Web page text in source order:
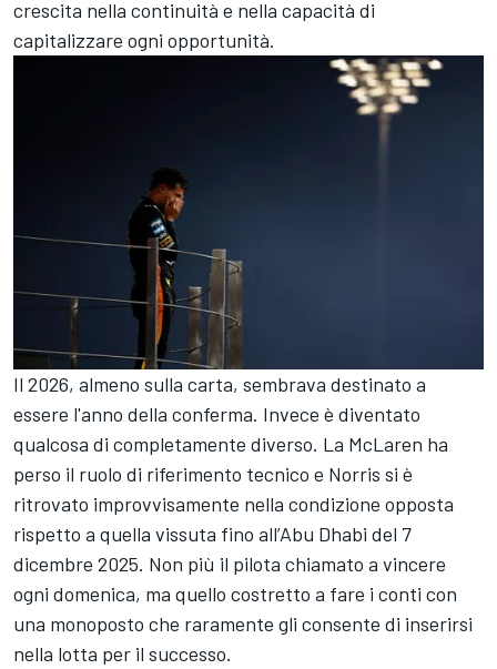
crescita nella continuità e nella capacità di
capitalizzare ogni opportunità.
Il 2026, almeno sulla carta, sembrava destinato a
essere l'anno della conferma. Invece è diventato
qualcosa di completamente diverso. La McLaren ha
perso il ruolo di riferimento tecnico e Norris si è
ritrovato improvvisamente nella condizione opposta
rispetto a quella vissuta fino all’Abu Dhabi del 7
dicembre 2025. Non più il pilota chiamato a vincere
ogni domenica, ma quello costretto a fare i conti con
una monoposto che raramente gli consente di inserirsi
nella lotta per il successo.